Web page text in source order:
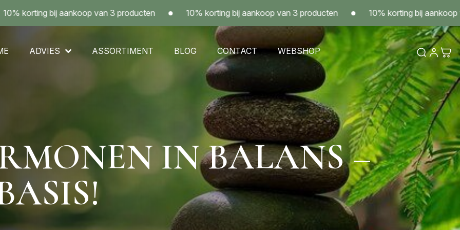
bij aankoop van 3 producten 10% korting bij aankoop van 3 producten 10% korting bij aankoop van 3
ADVIES ASSORTIMENT BLOG CONTACT WEBSHOP
IN BALANS –